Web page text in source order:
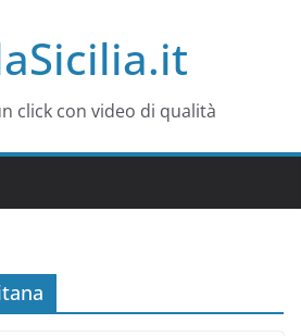
click con video di qualità